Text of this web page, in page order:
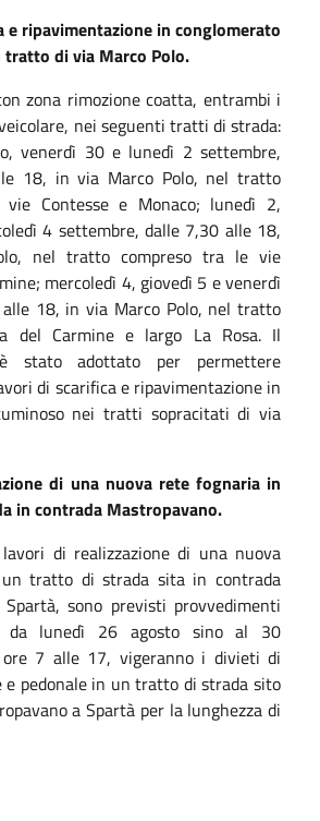
e ripavimentazione in conglomerato
di via Marco Polo.
zona rimozione coatta, entrambi i
nei seguenti tratti di strada:
venerdì 30 e lunedì 2 settembre,
18, in via Marco Polo, nel tratto
Contesse e Monaco; lunedì 2,
4 settembre, dalle 7,30 alle 18,
nel tratto compreso tra le vie
mercoledì 4, giovedì 5 e venerdì
18, in via Marco Polo, nel tratto
del Carmine e largo La Rosa. Il
è stato adottato per permettere
di scarifica e ripavimentazione in
nei tratti sopracitati di via
di una nuova rete fognaria in
in contrada Mastropavano.
di realizzazione di una nuova
tratto di strada sita in contrada
sono previsti provvedimenti
da lunedì 26 agosto sino al 30
7 alle 17, vigeranno i divieti di
pedonale in un tratto di strada sito
a Spartà per la lunghezza di